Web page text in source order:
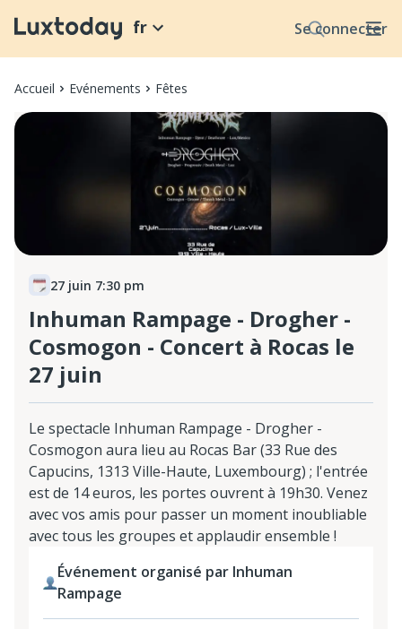
Se connecter
fr
Accueil Evénements Fêtes
27 juin 7:30 pm
Inhuman Rampage - Drogher -
Cosmogon - Concert à Rocas le
27 juin
Le spectacle Inhuman Rampage - Drogher -
Cosmogon aura lieu au Rocas Bar (33 Rue des
Capucins, 1313 Ville-Haute, Luxembourg) ; l'entrée
est de 14 euros, les portes ouvrent à 19h30. Venez
avec vos amis pour passer un moment inoubliable
avec tous les groupes et applaudir ensemble !
Événement organisé par Inhuman
Rampage